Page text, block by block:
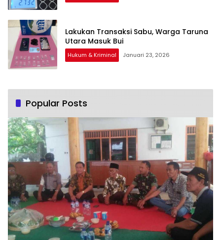
Lakukan Transaksi Sabu, Warga Taruna
Utara Masuk Bui
Hukum & Kriminal Januari 23, 2026
Popular Posts